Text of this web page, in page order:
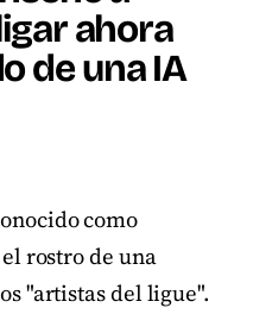
ahora
de una IA
como
rostro de una
"artistas del ligue".